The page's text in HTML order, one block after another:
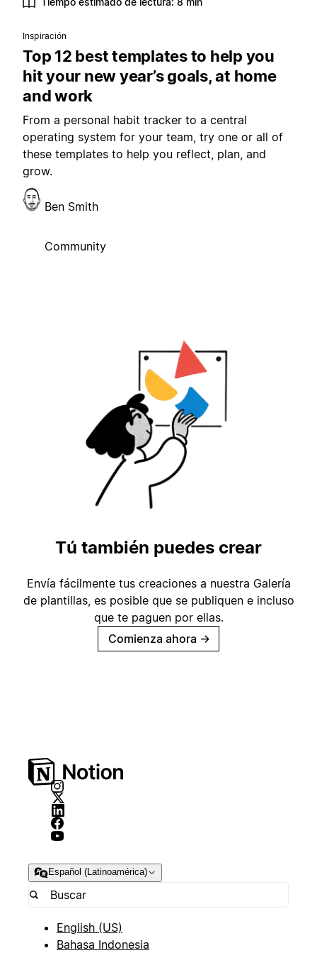
Inspiración
Top 12 best templates to help you
hit your new year’s goals, at home
and work
From a personal habit tracker to a central
operating system for your team, try one or all of
these templates to help you reflect, plan, and
grow.
Ben Smith
Community
Tú también puedes crear
Envía fácilmente tus creaciones a nuestra Galería
de plantillas, es posible que se publiquen e incluso
que te paguen por ellas.
Comienza ahora →
Español (Latinoamérica)
English (US)
Bahasa Indonesia